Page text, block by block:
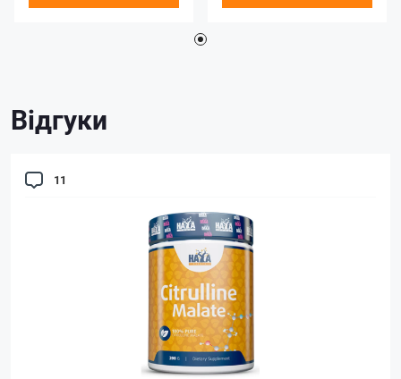
Відгуки
11